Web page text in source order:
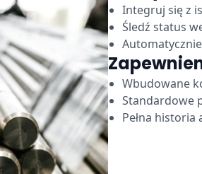
Integruj się z
Śledź status
Wbudowane
Standardowe
Pełna historia